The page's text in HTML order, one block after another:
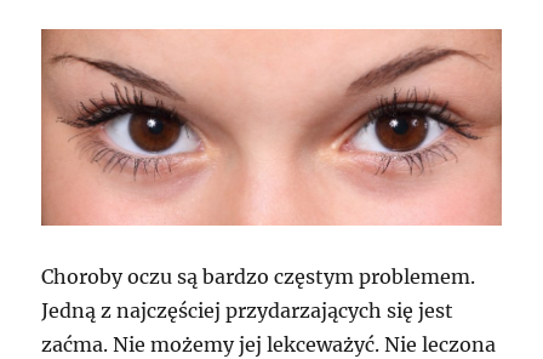
Choroby oczu są bardzo częstym problemem.
Jedną z najczęściej przydarzających się jest
zaćma. Nie możemy jej lekceważyć. Nie leczona